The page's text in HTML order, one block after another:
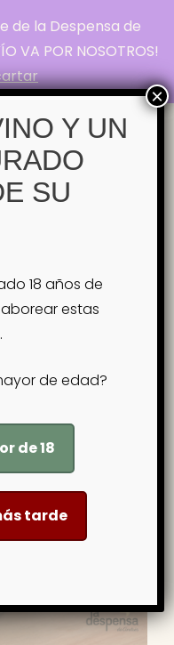
de la Despensa de
VA POR NOSOTROS!
de
Zarcillera
Y UN
SU
18 años de
estas
de edad?
de 18
tarde
×